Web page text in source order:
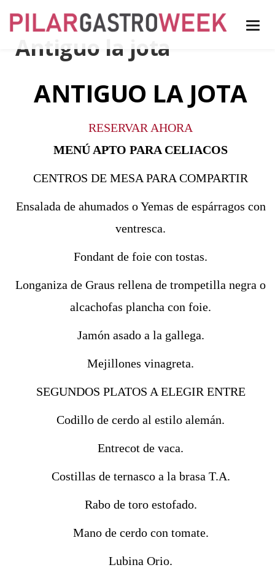
Antiguo la jota
ANTIGUO LA JOTA
RESERVAR AHORA
MENÚ APTO PARA CELIACOS
CENTROS DE MESA PARA COMPARTIR
Ensalada de ahumados o Yemas de espárragos con
ventresca.
Fondant de foie con tostas.
Longaniza de Graus rellena de trompetilla negra o
alcachofas plancha con foie.
Jamón asado a la gallega.
Mejillones vinagreta.
SEGUNDOS PLATOS A ELEGIR ENTRE
Codillo de cerdo al estilo alemán.
Entrecot de vaca.
Costillas de ternasco a la brasa T.A.
Rabo de toro estofado.
Mano de cerdo con tomate.
Lubina Orio.